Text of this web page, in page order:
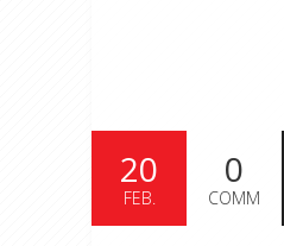
20
FEB.
0
COMM